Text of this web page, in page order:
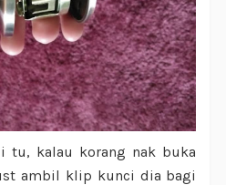
tu, kalau korang nak buka
ambil klip kunci dia bagi